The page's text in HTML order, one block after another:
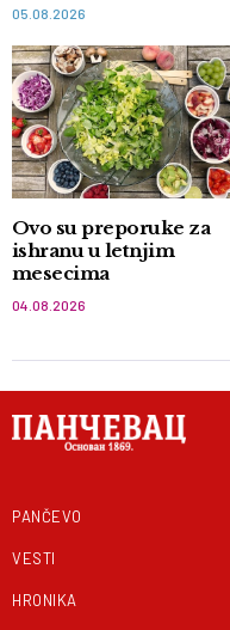
05.08.2026
Ovo su preporuke za
ishranu u letnjim
mesecima
04.08.2026
PANČEVO
VESTI
HRONIKA